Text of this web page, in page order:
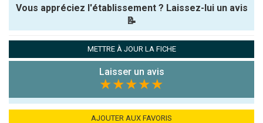
Vous appréciez l'établissement ? Laissez-lui un avis
📝
Note que vous souhaitez attribuer :
Antispam -
METTRE À JOUR LA FICHE
Laisser un avis
★★★★★
AJOUTER AUX FAVORIS